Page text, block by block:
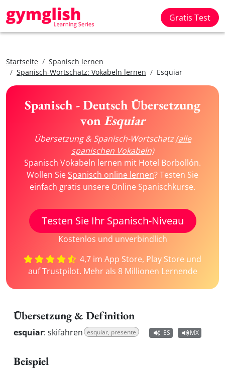
Gratis Test
Startseite
Spanisch lernen
Spanisch-Wortschatz: Vokabeln lernen
Esquiar
Spanisch - Deutsch Übersetzung
vonEsquiar
Übersetzung & Spanisch-Wortschatz(alle
spanischen Vokabeln)
Spanisch Vokabeln lernen mit Hotel Borbollón.
Wollen SieSpanisch online lernen? Testen Sie
einfach gratis unsere Online Spanischkurse.
Testen Sie Ihr Spanisch-Niveau
Kostenlos und unverbindlich
4,7 im App Store, Play Store und
auf Trustpilot. Mehr als 8 Millionen Lernende
Übersetzung & Definition
esquiar: skifahren esquiar, presente ES MX
Beispiel